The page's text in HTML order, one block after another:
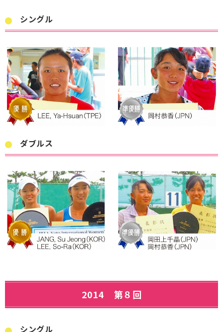
シングル
ダブルス
2014 第８回
シングル